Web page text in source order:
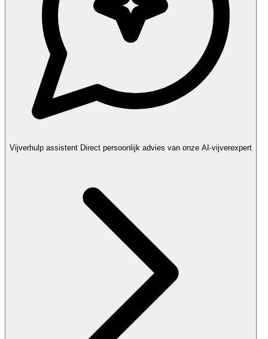
Vijverhulp assistent Direct persoonlijk advies van onze AI-vijverexpert